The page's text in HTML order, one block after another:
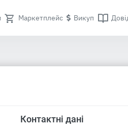
Маркетплейс Викуп
Контактні дані